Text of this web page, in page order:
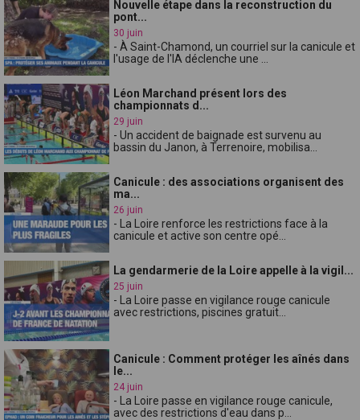
Nouvelle étape dans la reconstruction du
pont...
30 juin
- À Saint-Chamond, un courriel sur la canicule et
l'usage de l'IA déclenche une ...
Léon Marchand présent lors des
championnats d...
29 juin
- Un accident de baignade est survenu au
bassin du Janon, à Terrenoire, mobilisa...
Canicule : des associations organisent des
ma...
26 juin
- La Loire renforce les restrictions face à la
canicule et active son centre opé...
La gendarmerie de la Loire appelle à la vigil...
25 juin
- La Loire passe en vigilance rouge canicule
avec restrictions, piscines gratuit...
Canicule : Comment protéger les aînés dans
le...
24 juin
- La Loire passe en vigilance rouge canicule,
avec des restrictions d'eau dans p...